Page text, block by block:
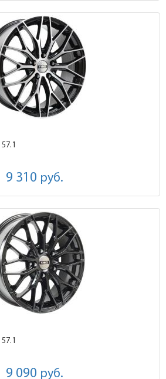
57.1
9 310 руб.
57.1
9 090 руб.